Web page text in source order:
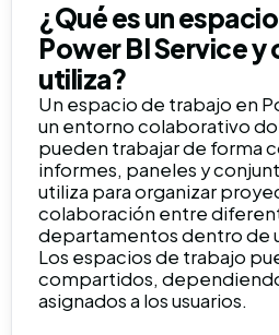
¿Qué es un
Power BI Service y
utiliza?
Un espacio de trabajo en
un entorno colaborativo
pueden trabajar de forma
informes, paneles y
utiliza para organizar
colaboración entre
departamentos dentro de
Los espacios de trabajo
compartidos,
asignados a los usuarios.